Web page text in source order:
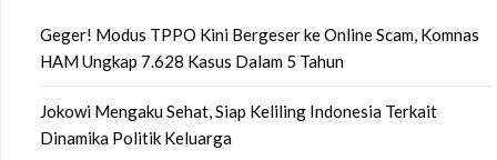
Geger! Modus TPPO Kini Bergeser ke Online Scam, Komnas
HAM Ungkap 7.628 Kasus Dalam 5 Tahun
Jokowi Mengaku Sehat, Siap Keliling Indonesia Terkait
Dinamika Politik Keluarga